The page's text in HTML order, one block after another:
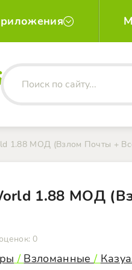
1.88 МОД (Взлом Почты +
1.88 МОД
0
/ Взломанные/